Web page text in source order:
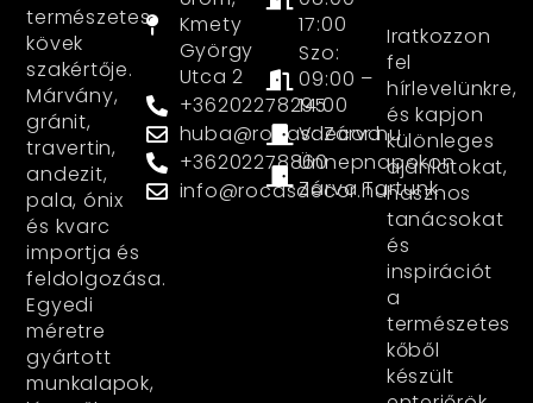
természetes
kövek
szakértője.
Márvány,
gránit,
travertin,
andezit,
pala, ónix
és kvarc
importja és
feldolgozása.
Egyedi
méretre
gyártott
munkalapok,
Kmety
György
Utca 2
+36202278295
huba@rocasdecor.hu
+36202278860
info@rocasdecor.hu
17:00
Szo:
09:00 –
14:00
V: Zárva
Ünnepnapokon
Zárva Tartunk
Iratkozzon
fel
hírlevelünkre,
és kapjon
különleges
ajánlatokat,
hasznos
tanácsokat
és
inspirációt
a
természetes
kőből
készült